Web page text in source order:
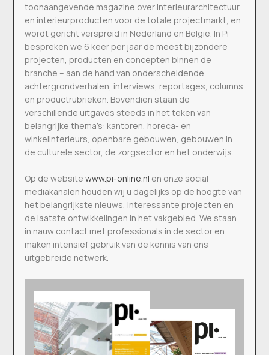
toonaangevende magazine over interieurarchitectuur
en interieurproducten voor de totale projectmarkt, en
wordt gericht verspreid in Nederland en België. In Pi
bespreken we 6 keer per jaar de meest bijzondere
projecten, producten en concepten binnen de
branche – aan de hand van onderscheidende
achtergrondverhalen, interviews, reportages, columns
en productrubrieken. Bovendien staan de
verschillende uitgaves steeds in het teken van
belangrijke thema’s: kantoren, horeca- en
winkelinterieurs, openbare gebouwen, gebouwen in
de culturele sector, de zorgsector en het onderwijs.
Op de websitewww.pi-online.nl en onze social
mediakanalen houden wij u dagelijks op de hoogte van
het belangrijkste nieuws, interessante projecten en
de laatste ontwikkelingen in het vakgebied. We staan
in nauw contact met professionals in de sector en
maken intensief gebruik van de kennis van ons
uitgebreide netwerk.